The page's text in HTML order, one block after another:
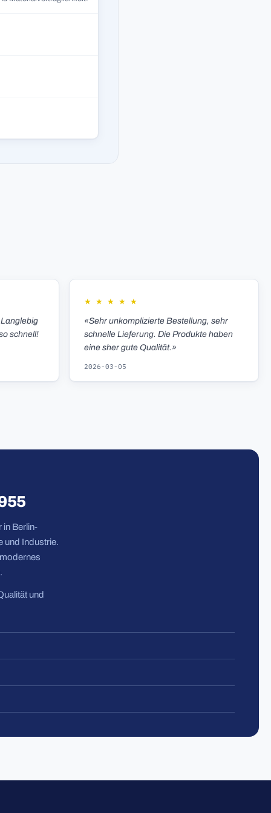
schnell!
★ ★ ★ ★ ★
«Sehr unkomplizierte Bestellung, sehr
schnelle Lieferung. Die Produkte haben
eine sher gute Qualität.»
2026-03-05
in Berlin-
und Industrie.
und